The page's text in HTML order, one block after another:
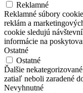
Reklamné
Reklamné súbory
reklám a
cookie sledujú
informácie na
Ostatné
Ostatné
Ďalšie
zatiaľ neboli zaradené
Nevyhnutné